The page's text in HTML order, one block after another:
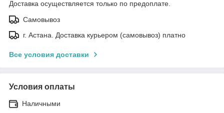
Доставка осуществляется только по предоплате.
Самовывоз
г. Астана. Доставка курьером (самовывоз) платно
Все условия доставки
Условия оплаты
Наличными